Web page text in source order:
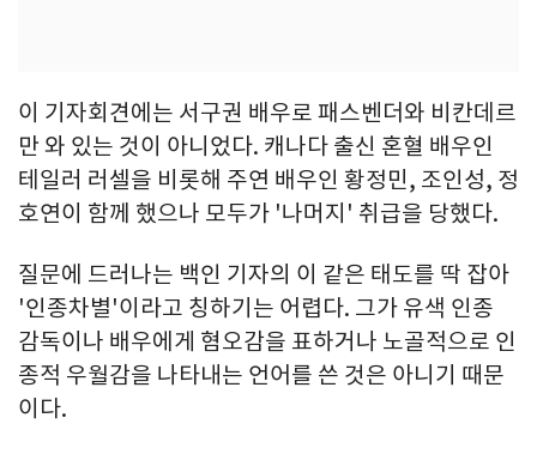
이 기자회견에는 서구권 배우로 패스벤더와 비칸데르
만 와 있는 것이 아니었다. 캐나다 출신 혼혈 배우인
테일러 러셀을 비롯해 주연 배우인 황정민, 조인성, 정
호연이 함께 했으나 모두가 '나머지' 취급을 당했다.
질문에 드러나는 백인 기자의 이 같은 태도를 딱 잡아
'인종차별'이라고 칭하기는 어렵다. 그가 유색 인종
감독이나 배우에게 혐오감을 표하거나 노골적으로 인
종적 우월감을 나타내는 언어를 쓴 것은 아니기 때문
이다.